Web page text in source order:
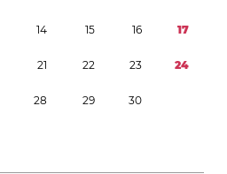
14 15 16 17
21 22 23 24
28 29 30